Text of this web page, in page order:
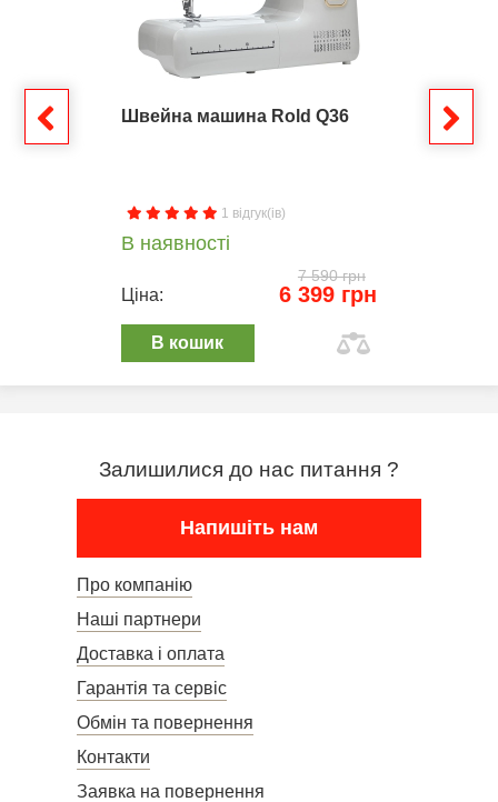
Швейна машина Rold Q36
1 відгук(ів)
В наявності
7 590 грн
Ціна: 6 399 грн
В кошик
Залишилися до нас питання ?
Напишіть нам
Про компанію
Наші партнери
Доставка і оплата
Гарантія та сервіс
Обмін та повернення
Контакти
Заявка на повернення